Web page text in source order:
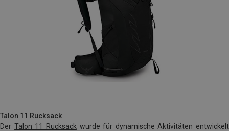
Talon 11 Rucksack
Der Talon 11 Rucksack wurde für dynamische Aktivitäten entwickelt